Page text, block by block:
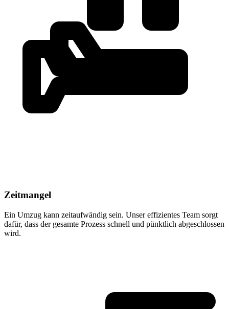
Zeitmangel
Ein Umzug kann zeitaufwändig sein. Unser effizientes Team sorgt
dafür, dass der gesamte Prozess schnell und pünktlich abgeschlossen
wird.